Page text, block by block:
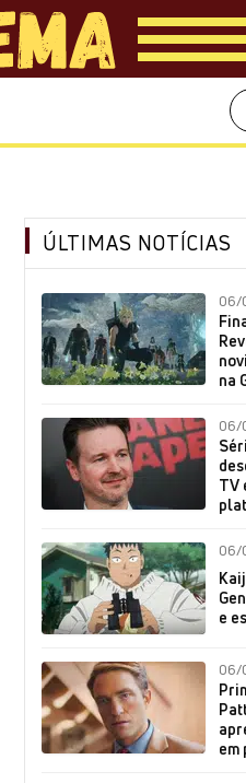
ÚLTIMAS NOTÍCIAS
06/
na
06/
TV
06/
e
06/